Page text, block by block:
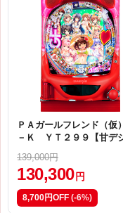
ＰＡガールフレンド（仮
－Ｋ ＹＴ２９９【甘デジ
139,000円
130,300 円
8,700円OFF (-6%)